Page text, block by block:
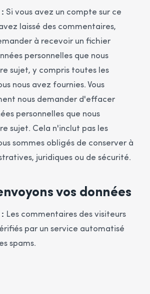
Si vous avez un compte sur ce
laissé des commentaires,
à recevoir un fichier
personnelles que nous
sujet, y compris toutes les
nous avez fournies. Vous
nous demander d'effacer
personnelles que nous
sujet. Cela n'inclut pas les
sommes obligés de conserver à
juridiques ou de sécurité.
vos données
Les commentaires des visiteurs
par un service automatisé
spams.